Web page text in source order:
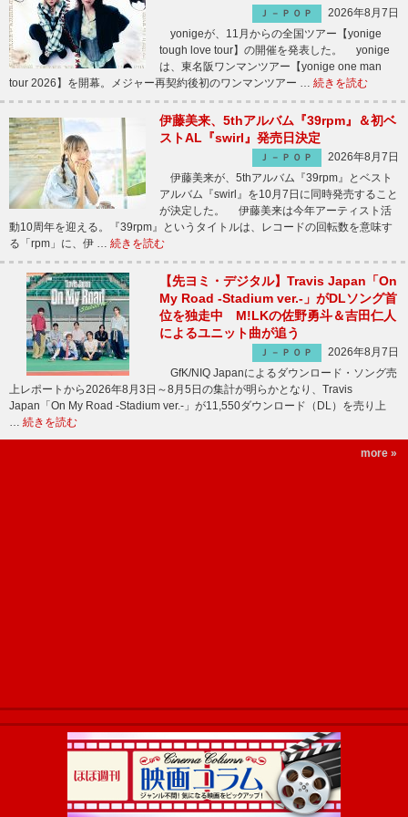
Ｊ－ＰＯＰ
2026年8月7日
yonigeが、11月からの全国ツアー【yonige
tough love tour】の開催を発表した。 yonige
は、東名阪ワンマンツアー【yonige one man
tour 2026】を開幕。メジャー再契約後初のワンマンツアー … 続きを読む
伊藤美来、5thアルバム『39rpm』＆初ベ
ストAL『swirl』発売日決定
Ｊ－ＰＯＰ
2026年8月7日
伊藤美来が、5thアルバム『39rpm』とベスト
アルバム『swirl』を10月7日に同時発売すること
が決定した。 伊藤美来は今年アーティスト活
動10周年を迎える。『39rpm』というタイトルは、レコードの回転数を意味す
る「rpm」に、伊 … 続きを読む
【先ヨミ・デジタル】Travis Japan「On
My Road -Stadium ver.-」がDLソング首
位を独走中 M!LKの佐野勇斗＆吉田仁人
によるユニット曲が追う
Ｊ－ＰＯＰ
2026年8月7日
GfK/NIQ Japanによるダウンロード・ソング売
上レポートから2026年8月3日～8月5日の集計が明らかとなり、Travis
Japan「On My Road -Stadium ver.-」が11,550ダウンロード（DL）を売り上
… 続きを読む
more »